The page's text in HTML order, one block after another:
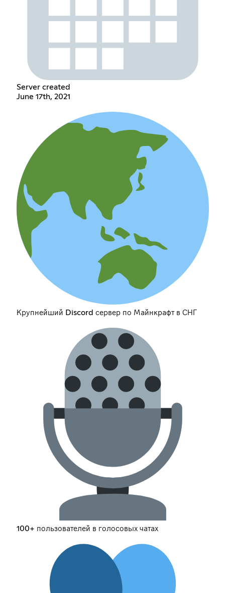
Server created
June 17th, 2021
Крупнейший Discord сервер по Майнкрафт в СНГ
100+ пользователей в голосовых чатах